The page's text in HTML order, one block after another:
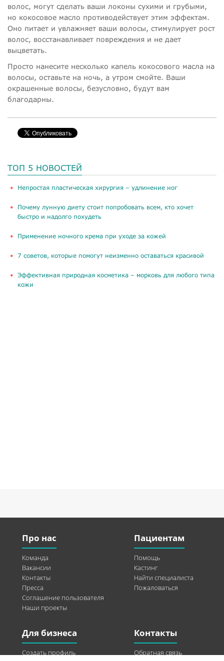
волос, могут сделать ваши локоны сухими и грубыми,
но кокосовое масло противодействует этим эффектам.
Оно питает и увлажняет ваши волосы, стимулирует рост
волос, восстанавливает повреждения и не дает
выцветать.
Просто нанесите несколько капель кокосового масла на
волосы, оставьте на ночь, а утром смойте. Ваши
окрашенные волосы, безусловно, будут вам
благодарны.
ТОП 5 НОВОСТЕЙ
​Непростая пластическая хирургия – удлинение ног
Почему лунную диету стоит попробовать всем, кто хочет
быстро и надолго похудеть
Применение ночного крема при уходе за кожей
​7 советов, которые помогут неизменно оставаться красивой
​Эффективная природная косметика – морковь для любого типа
кожи
Про нас
Команда
Вакансии
Контакты
Пресса
Соглашение пользователя
Наши проекты
Пациентам
Помощь
Кастинг
Найти специалиста
Пожаловаться
Для бизнеса
Создать профиль
Контакты
Обратная связь